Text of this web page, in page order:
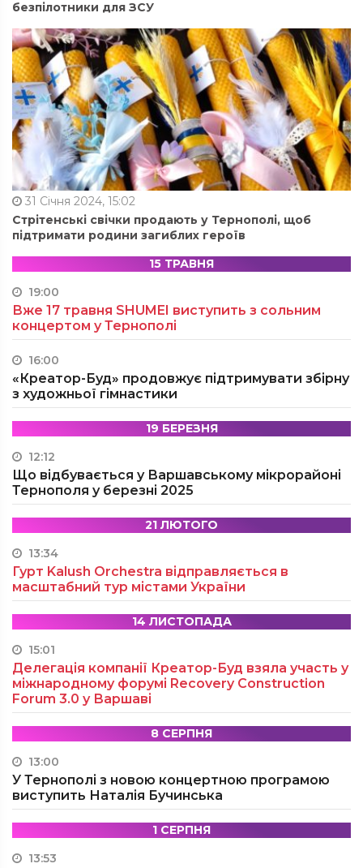
безпілотники для ЗСУ
31 Січня 2024, 15:02
Стрітенські свічки продають у Тернополі, щоб
підтримати родини загиблих героїв
15 ТРАВНЯ
19:00
Вже 17 травня SHUMEI виступить з сольним
концертом у Тернополі
16:00
«Креатор-Буд» продовжує підтримувати збірну
з художньої гімнастики
19 БЕРЕЗНЯ
12:12
Що відбувається у Варшавському мікрорайоні
Тернополя у березні 2025
21 ЛЮТОГО
13:34
Гурт Kalush Orchestra відправляється в
масштабний тур містами України
14 ЛИСТОПАДА
15:01
Делегація компанії Креатор-Буд взяла участь у
міжнародному форумі Recovery Construction
Forum 3.0 у Варшаві
8 СЕРПНЯ
13:00
У Тернополі з новою концертною програмою
виступить Наталія Бучинська
1 СЕРПНЯ
13:53